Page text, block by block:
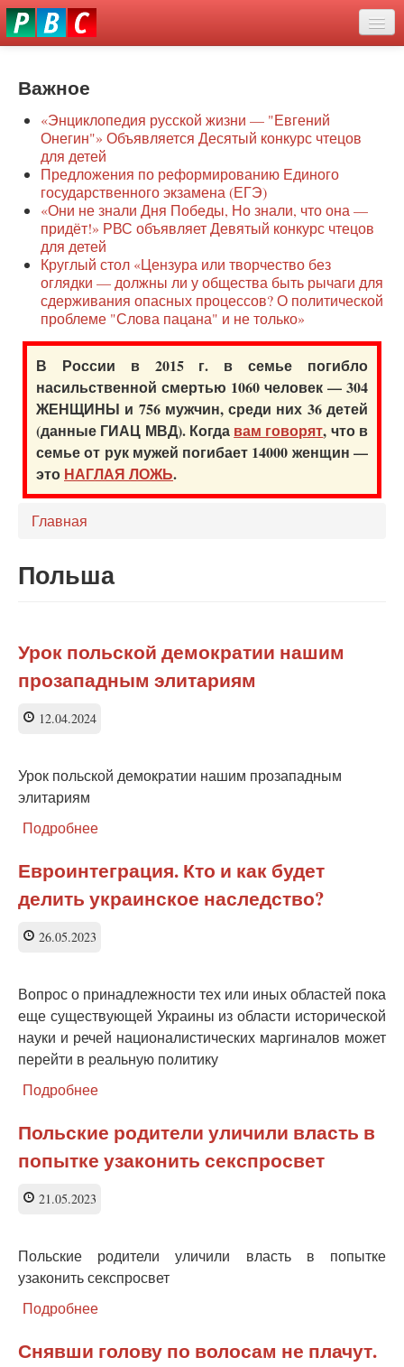
Перейти
к
О нас
Защита семей
Образование
Наше сопротивление
Регионы
Видео
Важное
«Энциклопедия русской жизни — "Евгений
Онегин"» Объявляется Десятый конкурс чтецов
для детей
Предложения по реформированию Единого
государственного экзамена (ЕГЭ)
«Они не знали Дня Победы, Но знали, что она —
придёт!» РВС объявляет Девятый конкурс чтецов
для детей
Круглый стол «Цензура или творчество без
оглядки — должны ли у общества быть рычаги для
сдерживания опасных процессов? О политической
проблеме "Слова пацана" и не только»
В России в 2015 г. в семье погибло
насильственной смертью 1060 человек — 304
ЖЕНЩИНЫ и 756 мужчин, среди них 36 детей
(данные ГИАЦ МВД). Когда вам говорят, что в
семье от рук мужей погибает 14000 женщин —
это НАГЛАЯ ЛОЖЬ.
Главная
Польша
Урок польской демократии нашим
прозападным элитариям
12.04.2024
Урок польской демократии нашим прозападным
элитариям
Подробнее
польской
демократии
нашим
Евроинтеграция. Кто и как будет
делить украинское наследство?
26.05.2023
Вопрос о принадлежности тех или иных областей пока
еще существующей Украины из области исторической
науки и речей националистических маргиналов может
перейти в реальную политику
Подробнее
Кто
и
как
Польские родители уличили власть в
попытке узаконить секспросвет
21.05.2023
Польские родители уличили власть в попытке
узаконить секспросвет
Подробнее
родители
уличили
Снявши голову по волосам не плачут.